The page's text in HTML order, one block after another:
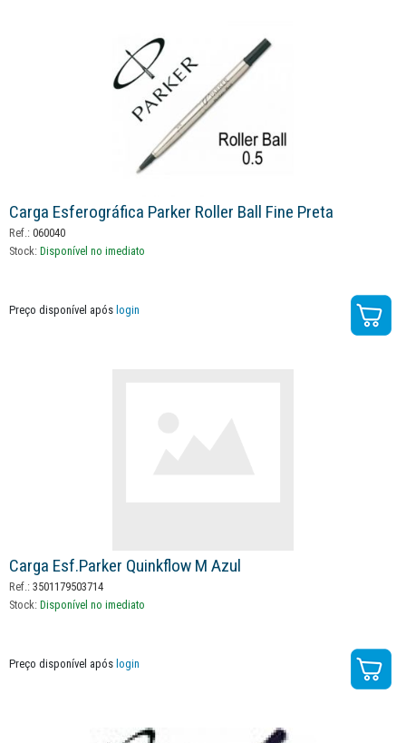
Carga Esferográfica Parker Roller Ball Fine Preta
Ref.: 060040
Stock: Disponível no imediato
Preço disponível após login
Carga Esf.parker Quinkflow M Azul
Ref.: 3501179503714
Stock: Disponível no imediato
Preço disponível após login